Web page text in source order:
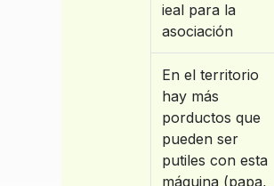
ieal para la
asociación
En el territorio
hay más
porductos que
pueden ser
putiles con esta
máquina (papa,